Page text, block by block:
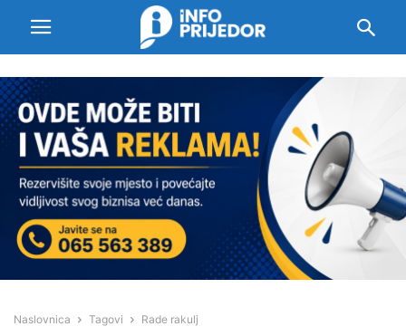
Naslovnica Tagovi Rade rakulj